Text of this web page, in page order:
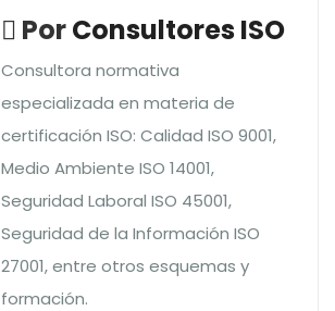
PorConsultores ISO
Consultora normativa
especializada en materia de
certificación ISO: Calidad ISO 9001,
Medio Ambiente ISO 14001,
Seguridad Laboral ISO 45001,
Seguridad de la Información ISO
27001, entre otros esquemas y
formación.